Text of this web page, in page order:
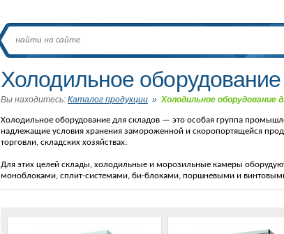
Холодильное
Вы находитесь: Каталог продукции »Холодильное оборудование
Холодильное оборудование для складов — это особая группа
надлежащие условия хранения замороженной и скоропортящейся
торговли, складских хозяйствах.
Для этих целей склады, холодильные и морозильные камеры
моноблоками, сплит-системами, би-блоками, поршневыми и